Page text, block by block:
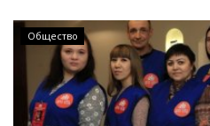
Общество